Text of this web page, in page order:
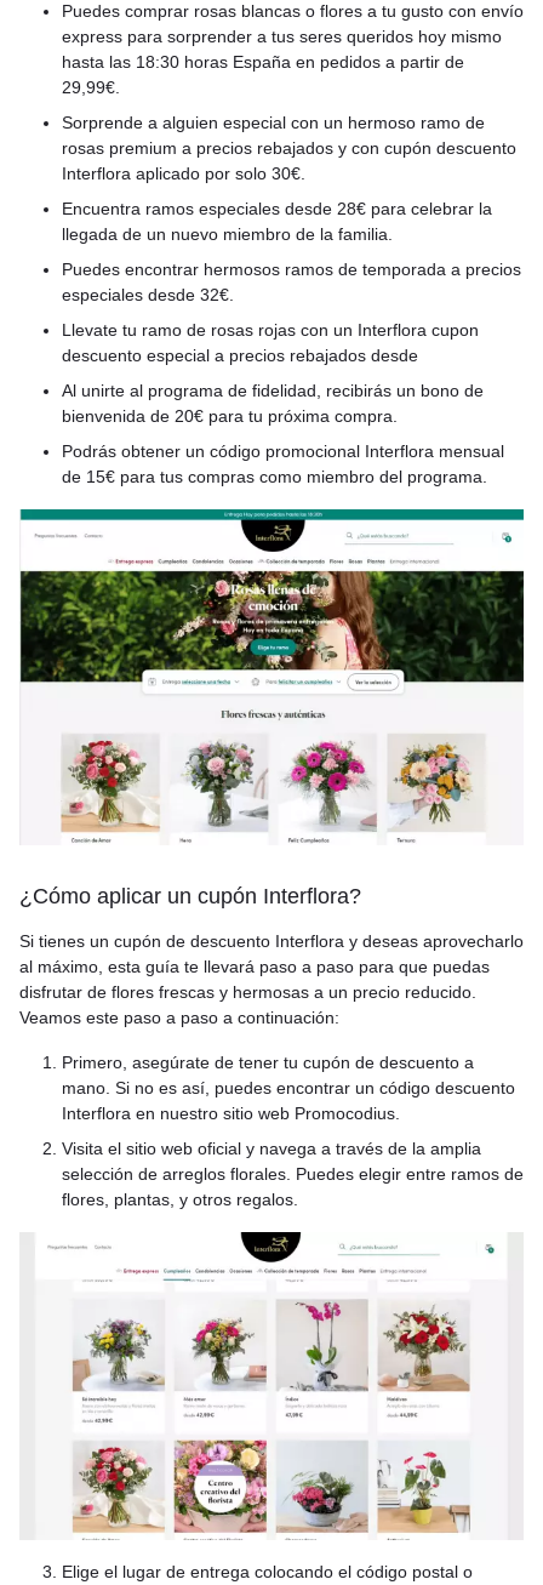
Puedes comprar rosas blancas o flores a tu gusto con envío
express para sorprender a tus seres queridos hoy mismo
hasta las 18:30 horas España en pedidos a partir de
29,99€.
Sorprende a alguien especial con un hermoso ramo de
rosas premium a precios rebajados y con cupón descuento
Interflora aplicado por solo 30€.
Encuentra ramos especiales desde 28€ para celebrar la
llegada de un nuevo miembro de la familia.
Puedes encontrar hermosos ramos de temporada a precios
especiales desde 32€.
Llevate tu ramo de rosas rojas con un Interflora cupon
descuento especial a precios rebajados desde
Al unirte al programa de fidelidad, recibirás un bono de
bienvenida de 20€ para tu próxima compra.
Podrás obtener un código promocional Interflora mensual
de 15€ para tus compras como miembro del programa.
¿Cómo aplicar un cupón Interflora?
Si tienes un cupón de descuento Interflora y deseas aprovecharlo
al máximo, esta guía te llevará paso a paso para que puedas
disfrutar de flores frescas y hermosas a un precio reducido.
Veamos este paso a paso a continuación:
Primero, asegúrate de tener tu cupón de descuento a
mano. Si no es así, puedes encontrar un código descuento
Interflora en nuestro sitio web Promocodius.
Visita el sitio web oficial y navega a través de la amplia
selección de arreglos florales. Puedes elegir entre ramos de
flores, plantas, y otros regalos.
Elige el lugar de entrega colocando el código postal o